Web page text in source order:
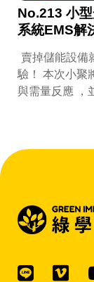
No.213 小
系統EMS解
賣掉儲能設備
驗！ 本次小聚
與需量反應 ，